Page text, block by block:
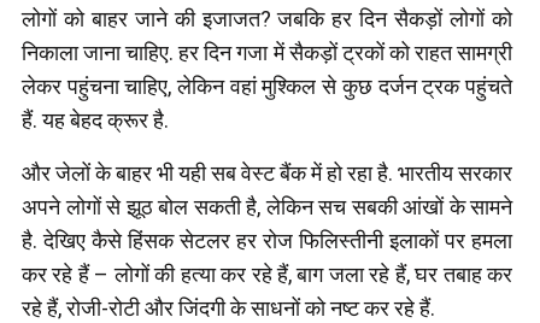
लोगों को बाहर जाने की इजाजत? जबकि हर दिन सैकड़ों लोगों को
निकाला जाना चाहिए. हर दिन गजा में सैकड़ों ट्रकों को राहत सामग्री
लेकर पहुंचना चाहिए, लेकिन वहां मुश्किल से कुछ दर्जन ट्रक पहुंचते
हैं. यह बेहद क्रूर है.
और जेलों के बाहर भी यही सब वेस्ट बैंक में हो रहा है. भारतीय सरकार
अपने लोगों से झूठ बोल सकती है, लेकिन सच सबकी आंखों के सामने
है. देखिए कैसे हिंसक सेटलर हर रोज फिलिस्तीनी इलाकों पर हमला
कर रहे हैं – लोगों की हत्या कर रहे हैं, बाग जला रहे हैं, घर तबाह कर
रहे हैं, रोजी-रोटी और जिंदगी के साधनों को नष्ट कर रहे हैं.